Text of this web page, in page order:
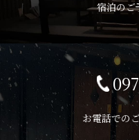
宿泊のご
お電話での